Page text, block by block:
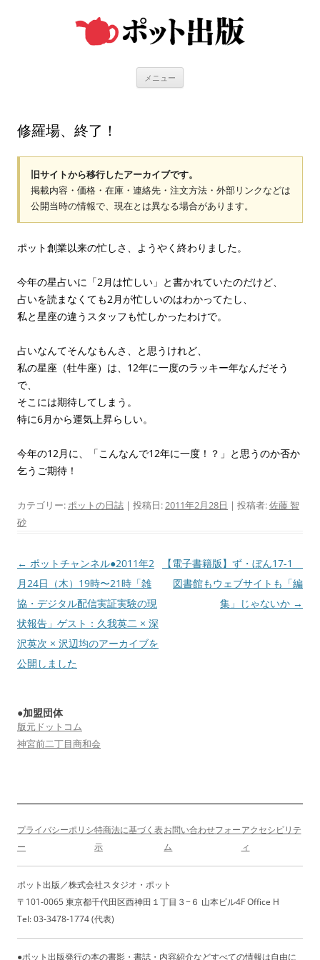
メニュー
修羅場、終了！
旧サイトから移行したアーカイブです。
掲載内容・価格・在庫・連絡先・注文方法・外部リンクなどは
公開当時の情報で、現在とは異なる場合があります。
ポット創業以来の忙しさ、ようやく終わりました。
今年の星占いに「2月は忙しい」と書かれていたのだけど、
占いを読まなくても2月が忙しいのはわかってたし、
私と星座の違うスタッフも忙しかったわけで。
占いなんてそんなもんさ、と思うけれど、
私の星座（牡牛座）は、12年に一度のラッキー年なんだそう
で、
そこには期待してしまう。
特に6月から運気上昇らしい。
今年の12月に、「こんなんで12年に一度！？」と思うのか否か
乞うご期待！
カテゴリー: ポットの日誌 | 投稿日: 2011年2月28日 | 投稿者:佐藤 智
砂
投
稿
ナ
ビ
ゲ
ー
ン
← ポットチャンネル●2011年2
月24日（木）19時〜21時「雑
協・デジタル配信実証実験の現
状報告」ゲスト：久我英二 × 深
沢英次 × 沢辺均のアーカイブを
公開しました
【電子書籍版】ず・ぼん17-1
図書館もウェブサイトも「編
集」じゃないか →
●加盟団体
版元ドットコム
神宮前二丁目商和会
プライバシーポリシ
ー
特商法に基づく表
示
お問い合わせフォー
ム
アクセシビリテ
ィ
ポット出版／株式会社スタジオ・ポット
〒101-0065 東京都千代田区西神田１丁目３−６ 山本ビル4F Office H
Tel: 03-3478-1774 (代表)
●ポット出版発行の本の書影・書誌・内容紹介などすべての情報は自由に